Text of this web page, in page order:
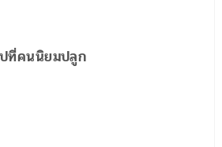
ที่คนนิยมปลูก